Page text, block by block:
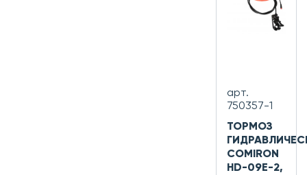
арт.
750357-1
ТОРМОЗ
COMIRON
HD-09E-2,